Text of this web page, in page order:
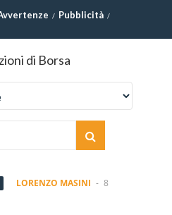
Pubblicità
LORENZO MASINI - 8